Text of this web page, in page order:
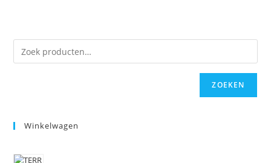
ZOEKEN
Winkelwagen